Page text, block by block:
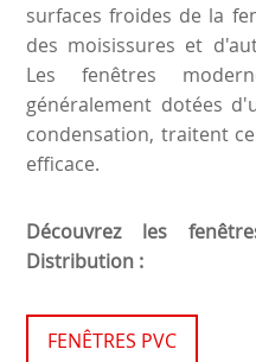
surfaces froides de la
des moisissures et
Les fenêtres
généralement dotées
condensation, traitent
efficace.
Découvrez les
Distribution :
FENÊTRES PVC